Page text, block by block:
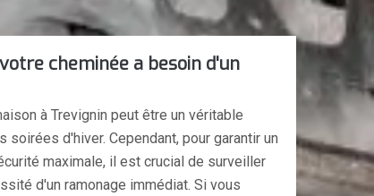
cheminée a besoin d'un
à Trevignin peut être un véritable
d'hiver. Cependant, pour garantir un
maximale, il est crucial de surveiller
d'un ramonage immédiat. Si vous